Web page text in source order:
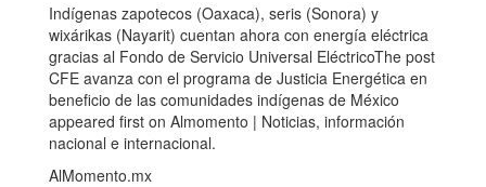
Indígenas zapotecos (Oaxaca), seris (Sonora) y
wixárikas (Nayarit) cuentan ahora con energía eléctrica
gracias al Fondo de Servicio Universal EléctricoThe post
CFE avanza con el programa de Justicia Energética en
beneficio de las comunidades indígenas de México
appeared first on Almomento | Noticias, información
nacional e internacional.
AlMomento.mx